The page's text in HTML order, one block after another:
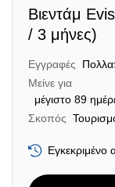
Βιεντάμ
/ 3 μήνες)
Εγγραφές
Μείνε για
μέγιστο 89
Σκοπός